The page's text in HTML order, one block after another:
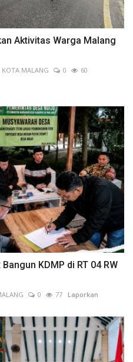
Aktivitas Warga Malang
KOTA MALANG 0
60
KDMP di RT 04 RW
0 77 Laporkan